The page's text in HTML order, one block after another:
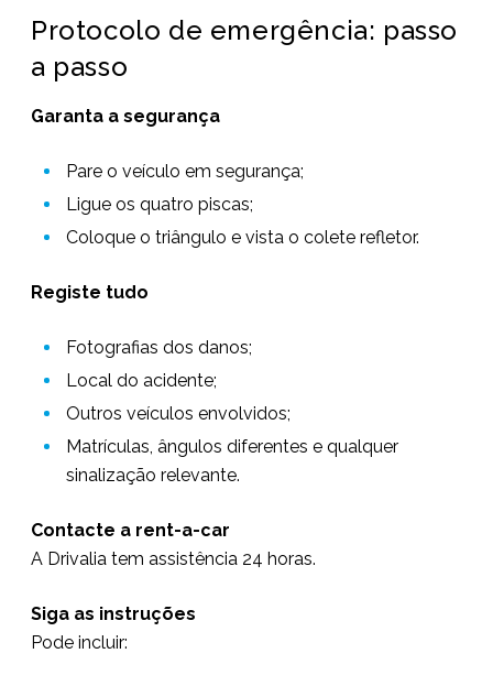
Protocolo de emergência: passo
a passo
Garanta a segurança
Pare o veículo em segurança;
Ligue os quatro piscas;
Coloque o triângulo e vista o colete refletor.
Registe tudo
Fotografias dos danos;
Local do acidente;
Outros veículos envolvidos;
Matrículas, ângulos diferentes e qualquer
sinalização relevante.
Contacte a rent-a-car
A Drivalia tem assistência 24 horas.
Siga as instruções
Pode incluir: